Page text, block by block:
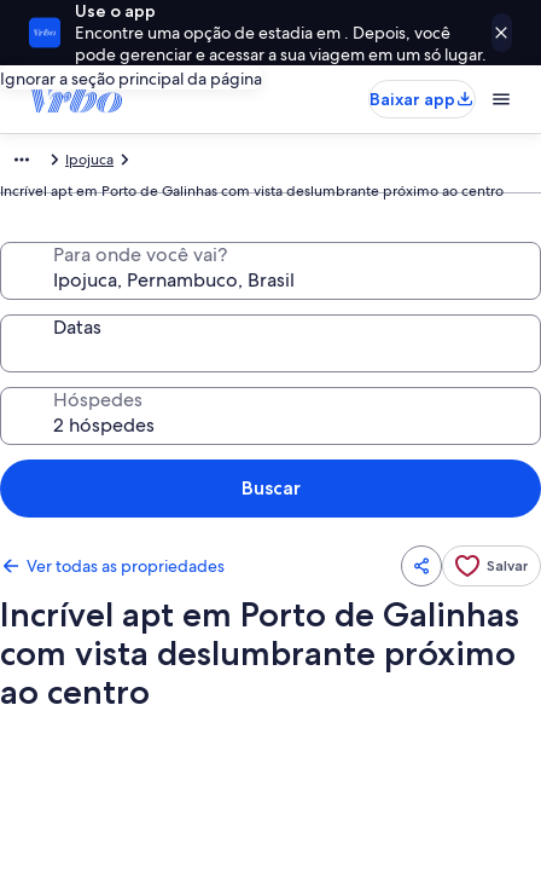
Use o app
Encontre uma opção de estadia em . Depois, você
pode gerenciar e acessar a sua viagem em um só lugar.
Ignorar a seção principal da página
Baixar app
Ipojuca
Incrível apt em Porto de Galinhas com vista deslumbrante próximo ao centro
Para onde você vai?
Datas
Hóspedes
Buscar
Ver todas as propriedades Salvar
Incrível apt em Porto de Galinhas
com vista deslumbrante próximo
ao centro